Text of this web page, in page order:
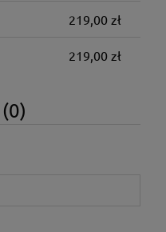
219,00 zł
219,00 zł